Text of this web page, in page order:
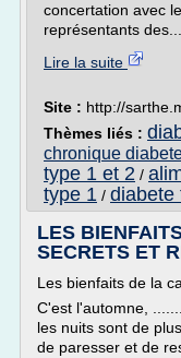
concertation avec
représentants des...
Lire la suite
Site : http://
Thèmes liés :
chronique
type 1 et 2 /
type 1 / diabete
LES
SECRETS ET
Les bienfaits de la
C'est l'automne,
les nuits sont de
de paresser et de